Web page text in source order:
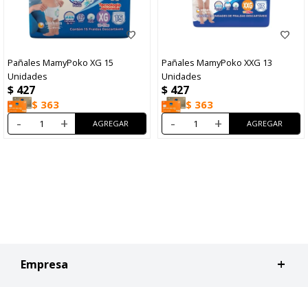
Pañales MamyPoko XG 15
Unidades
$ 427
$ 363
- +
Pañales MamyPoko XXG 13
Unidades
$ 427
$ 363
- +
Empresa